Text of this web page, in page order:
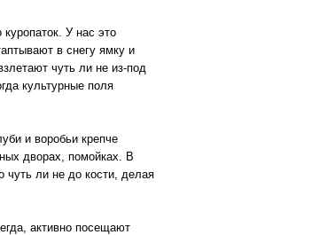
У нас это
в снегу ямку и
чуть ли не из-под
культурные поля
и воробьи крепче
дворах, помойках. В
чуть ли не до кости, делая
активно посещают